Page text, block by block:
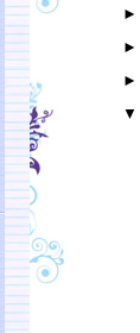
►
►
►
▼